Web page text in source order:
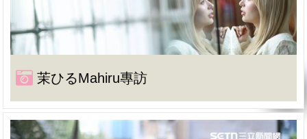
茉ひるMahiru專訪